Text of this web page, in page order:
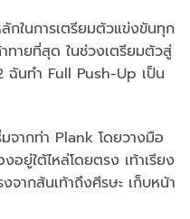
กในการเตรียมตัวแข่งขันทุก
ทายที่สุด ในช่วงเตรียมตัวสู่
นทำ Full Push-Up เป็น
จากท่า Plank โดยวางมือ
ยู่ใต้ไหล่โดยตรง เท้าเรียง
จากส้นเท้าถึงศีรษะ เก็บหน้า